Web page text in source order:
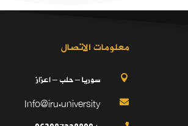
معلومات الاتصال
 سوريا – حلب – اعزاز

Info@iru.university